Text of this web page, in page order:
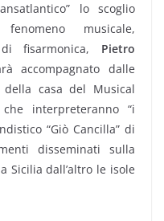
lo scoglio
musicale,
fisarmonica, Pietro
accompagnato dalle
casa del Musical
interpreteranno “i
“Giò Cancilla” di
disseminati sulla
Sicilia dall’altro le isole